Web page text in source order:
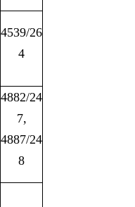
4539/26
4
4882/24
7,
4887/24
8